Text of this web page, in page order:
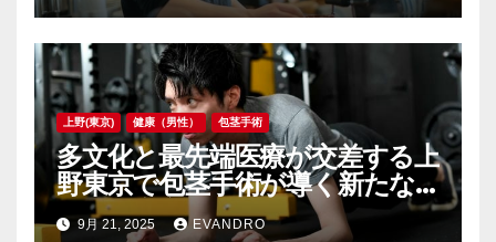
上野(東京) 健康（男性） 包茎手術
多文化と最先端医療が交差する上
野東京で包茎手術が導く新たな
自信と安心
9月 21, 2025 EVANDRO